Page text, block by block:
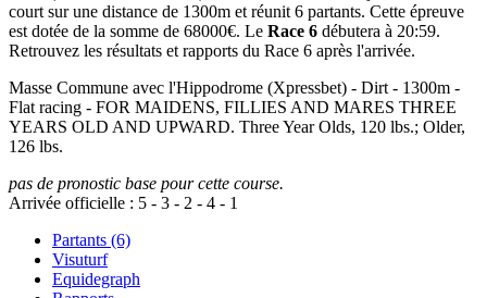
court sur une distance de 1300m et réunit 6 partants. Cette épreuve
est dotée de la somme de 68000€. Le Race 6 débutera à 20:59.
Retrouvez les résultats et rapports du Race 6 après l'arrivée.
Masse Commune avec l'Hippodrome (Xpressbet) - Dirt - 1300m -
Flat racing - FOR MAIDENS, FILLIES AND MARES THREE
YEARS OLD AND UPWARD. Three Year Olds, 120 lbs.; Older,
126 lbs.
pas de pronostic base pour cette course.
Arrivée officielle : 5 - 3 - 2 - 4 - 1
Partants (6)
Visuturf
Equidegraph